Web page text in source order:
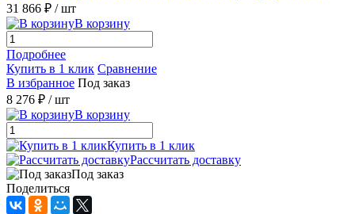
31 866 ₽ / шт
В корзину
Подробнее
Купить в 1 клик Сравнение
В избранное Под заказ
8 276 ₽ / шт
В корзину
Купить в 1 клик
Рассчитать доставку
Под заказ
Поделиться